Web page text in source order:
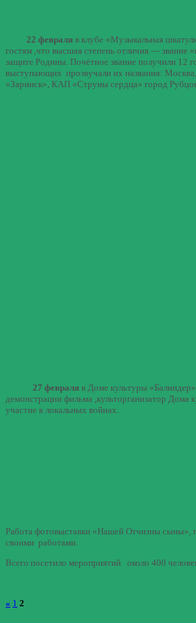
22 февраля в клубе «Музыкальная
гостям ,что высшая степень отличия — звание
защите Родины. Почётное звание получили 12
выступающих прозвучали их названия: Москва,
«Заринск», КАП «Струны сердца» город
27 февраля в Доме культуры
демонстрации фильма ,культорганизатор Дома
участие в локальных войнах.
Работа фотовыставки «Нашей Отчизны сыны»,
своими работами.
Всего посетило мероприятий около 400
« 1 2